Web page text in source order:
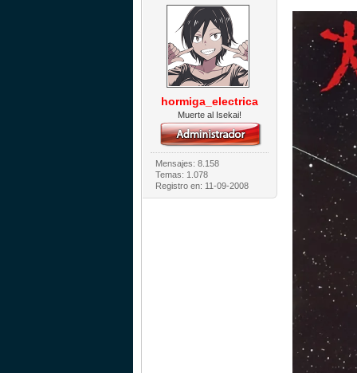
hormiga_electrica
Muerte al Isekai!
Mensajes: 8.158
Temas: 1.078
Registro en: 11-09-2008